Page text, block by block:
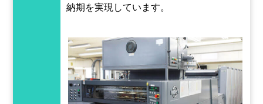
納期を実現しています。